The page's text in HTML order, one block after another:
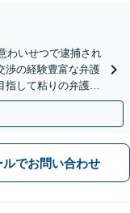
わいせつで逮捕され
渉の経験豊富な弁護
指して粘りの弁護活
ルでお問い合わせ